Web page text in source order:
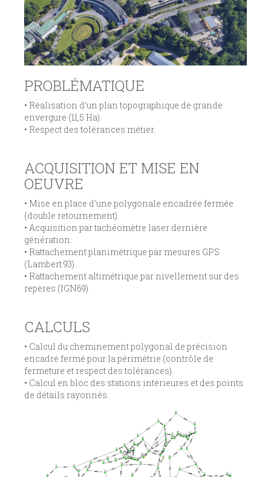
PROBLÉMATIQUE
• Réalisation d’un plan topographique de grande
envergure (11,5 Ha).
• Respect des tolérances métier.
ACQUISITION ET MISE EN
OEUVRE
• Mise en place d’une polygonale encadrée fermée
(double retournement).
• Acquisition par tachéomètre laser dernière
génération.
• Rattachement planimétrique par mesures GPS
(Lambert 93).
• Rattachement altimétrique par nivellement sur des
repères (IGN69).
CALCULS
• Calcul du cheminement polygonal de précision
encadré fermé pour la périmétrie (contrôle de
fermeture et respect des tolérances).
• Calcul en bloc des stations intérieures et des points
de détails rayonnés.